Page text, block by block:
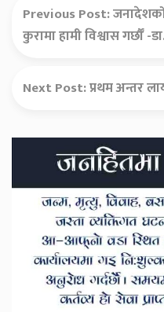
Previous Post:जनादेशको
कुरामा हामी विश्वास गर्छौँ -
Next Post:प्रथम अन्तर
Secondary
Sidebar